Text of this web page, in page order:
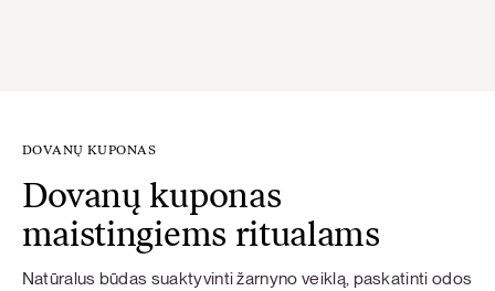
DOVANŲ KUPONAS
Dovanų kuponas
maistingiems ritualams
Natūralus būdas suaktyvinti žarnyno veiklą, paskatinti odos